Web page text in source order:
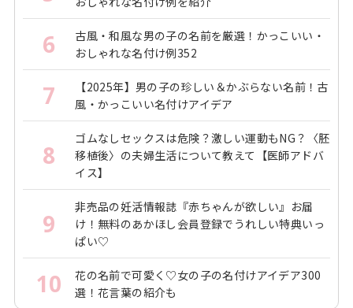
6
古風・和風な男の子の名前を厳選！かっこいい・
おしゃれな名付け例352
7
【2025年】男の子の珍しい＆かぶらない名前！古
風・かっこいい名付けアイデア
8
ゴムなしセックスは危険？激しい運動もNG？〈胚
移植後〉の夫婦生活について教えて【医師アドバ
イス】
9
非売品の妊活情報誌『赤ちゃんが欲しい』お届
け！無料のあかほし会員登録でうれしい特典いっ
ぱい♡
10
花の名前で可愛く♡女の子の名付けアイデア300
選！花言葉の紹介も